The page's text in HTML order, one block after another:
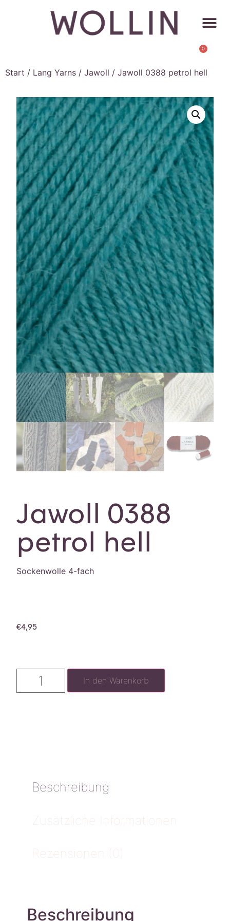
0
Start / Lang Yarns / Jawoll / Jawoll 0388 petrol hell
Jawoll 0388
petrol hell
Sockenwolle 4-fach
€4,95
In den Warenkorb
Beschreibung
Zusätzliche Informationen
Rezensionen (0)
Beschreibung